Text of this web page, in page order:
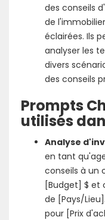
des conseils
de
éclairées. Ils
analyser les
divers
des conseils
Prompts
utilisés
Analyse
en tant
conseils à un
[Budget] $ et
de [Pays/
pour [Prix